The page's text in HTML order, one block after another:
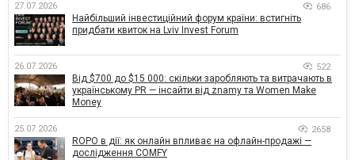
27.07.2026 686
Найбільший інвестиційний форум країни: встигніть
придбати квиток на Lviv Invest Forum
26.07.2026 522
Від $700 до $15 000: скільки заробляють та витрачають в
українському PR — інсайти від znamy та Women Make
Money
25.07.2026 2658
ROPO в дії: як онлайн впливає на офлайн-продажі —
дослідження COMFY